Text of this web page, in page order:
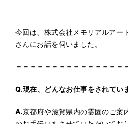
今回は、株式会社メモリアルア
さんにお話を伺いました。
＝＝＝＝＝＝＝＝＝＝＝＝＝＝＝
Q.現在、どんなお仕事をされてい
A.京都府や滋賀県内の霊園のご案